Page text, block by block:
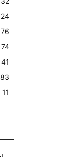
76
74
41
83
11